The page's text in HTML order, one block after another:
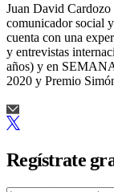
Juan David Cardozo
comunicador social
cuenta con una
y entrevistas
años) y en
2020 y Premio
Regístrate